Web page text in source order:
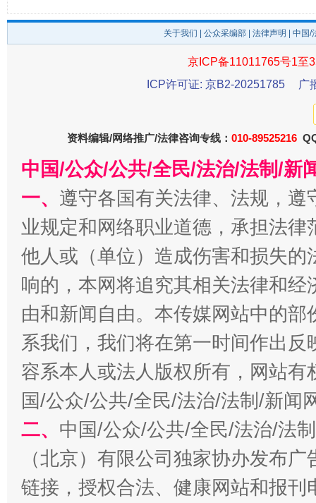
东山县通报“牛蛙产品抗生素超标问题” 法
千年窑火 生生不息 一
揭开“小金库”的免责幌子
关于我们 公众采编部 法律声明 | 中国
京ICP备11011765号1至
ICP许可证: 京B2-20251785
广
资料编辑/网络推广/法律咨询专线： 010-89525216
中国/公众/公共/全民/法治/法制/新
一、 遵守各国有关法律、法规，
业规定和网络职业道德，承担法
他人或（单位）造成伤害和损失
响的，本网将追究其相关法律和
由和新闻自由。本传媒网站中的
系我们，我们将在第一时间作出
容系本人或法人版权所有，网站
国/公众/公共/全民/法治/法制/新闻
二、 中国/公众/公共/全民/法治/法
（北京）有限公司独家协办发布
链接，授权合法、健康网站和报